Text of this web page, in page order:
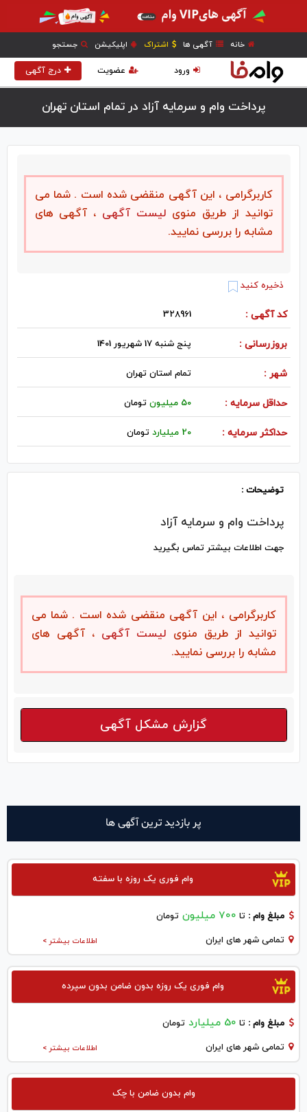
خانه آگهی ها اشتراک اپلیکیشن جستجو
درج آگهی عضویت ورود
پرداخت وام و سرمایه آزاد در تمام استان تهران
کاربرگرامی ، این آگهی منقضی شده است . شما می
توانید از طریق منوی لیست آگهی ، آگهی های
مشابه را بررسی نمایید.
ذخیره کنید
کد آگهی : 328961
بروزرسانی : پنج شنبه 17 شهریور 1401
شهر : تمام استان تهران
حداقل سرمایه : 50 میلیون تومان
حداکثر سرمایه : 20 میلیارد تومان
توضیحات :
پرداخت وام و سرمایه آزاد
جهت اطلاعات بیشتر تماس بگیرید
کاربرگرامی ، این آگهی منقضی شده است . شما می
توانید از طریق منوی لیست آگهی، آگهی های
مشابه را بررسی نمایید.
گزارش مشکل آگهی
پر بازدید ترین آگهی ها
وام فوری یک روزه با سفته
مبلغ وام : تا 700 میلیون تومان
اطلاعات بیشتر > تمامی شهر های ایران
وام فوری یک روزه بدون ضامن بدون سپرده
مبلغ وام : تا 50 میلیارد تومان
اطلاعات بیشتر > تمامی شهر های ایران
وام بدون ضامن با چک